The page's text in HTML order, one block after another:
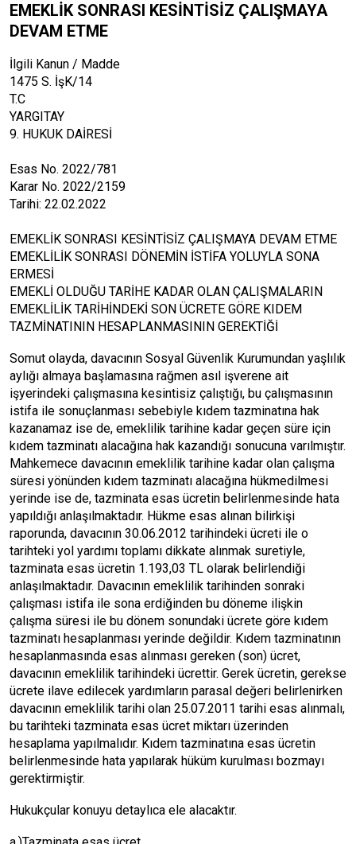
EMEKLİK SONRASI KESİNTİSİZ ÇALIŞMAYA
DEVAM ETME
İlgili Kanun / Madde
1475 S. İşK/14
T.C
YARGITAY
9. HUKUK DAİRESİ
Esas No. 2022/781
Karar No. 2022/2159
Tarihi: 22.02.2022
EMEKLİK SONRASI KESİNTİSİZ ÇALIŞMAYA DEVAM ETME
EMEKLİLİK SONRASI DÖNEMİN İSTİFA YOLUYLA SONA
ERMESİ
EMEKLİ OLDUĞU TARİHE KADAR OLAN ÇALIŞMALARIN
EMEKLİLİK TARİHİNDEKİ SON ÜCRETE GÖRE KIDEM
TAZMİNATININ HESAPLANMASININ GEREKTİĞİ
Somut olayda, davacının Sosyal Güvenlik Kurumundan yaşlılık
aylığı almaya başlamasına rağmen asıl işverene ait
işyerindeki çalışmasına kesintisiz çalıştığı, bu çalışmasının
istifa ile sonuçlanması sebebiyle kıdem tazminatına hak
kazanamaz ise de, emeklilik tarihine kadar geçen süre için
kıdem tazminatı alacağına hak kazandığı sonucuna varılmıştır.
Mahkemece davacının emeklilik tarihine kadar olan çalışma
süresi yönünden kıdem tazminatı alacağına hükmedilmesi
yerinde ise de, tazminata esas ücretin belirlenmesinde hata
yapıldığı anlaşılmaktadır. Hükme esas alınan bilirkişi
raporunda, davacının 30.06.2012 tarihindeki ücreti ile o
tarihteki yol yardımı toplamı dikkate alınmak suretiyle,
tazminata esas ücretin 1.193,03 TL olarak belirlendiği
anlaşılmaktadır. Davacının emeklilik tarihinden sonraki
çalışması istifa ile sona erdiğinden bu döneme ilişkin
çalışma süresi ile bu dönem sonundaki ücrete göre kıdem
tazminatı hesaplanması yerinde değildir. Kıdem tazminatının
hesaplanmasında esas alınması gereken (son) ücret,
davacının emeklilik tarihindeki ücrettir. Gerek ücretin, gerekse
ücrete ilave edilecek yardımların parasal değeri belirlenirken
davacının emeklilik tarihi olan 25.07.2011 tarihi esas alınmalı,
bu tarihteki tazminata esas ücret miktarı üzerinden
hesaplama yapılmalıdır. Kıdem tazminatına esas ücretin
belirlenmesinde hata yapılarak hüküm kurulması bozmayı
gerektirmiştir.
Hukukçular konuyu detaylıca ele alacaktır.